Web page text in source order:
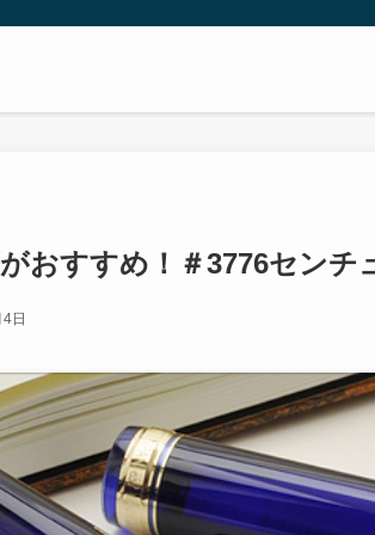
おすすめ！＃3776センチ
日